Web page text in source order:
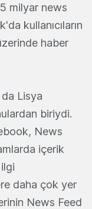
milyar news
kullanıcıların
haber
Lisya
biriydi.
News
içerik
daha çok yer
News Feed